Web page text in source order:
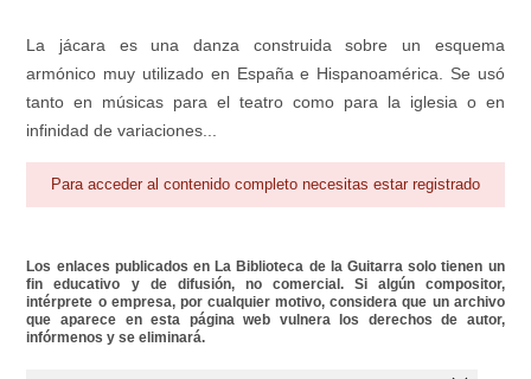
La jácara es una danza construida sobre un esquema
armónico muy utilizado en España e Hispanoamérica. Se usó
tanto en músicas para el teatro como para la iglesia o en
infinidad de variaciones...
Para acceder al contenido completo necesitas estar registrado
Los enlaces publicados en La Biblioteca de la Guitarra solo tienen un
fin educativo y de difusión, no comercial. Si algún compositor,
intérprete o empresa, por cualquier motivo, considera que un archivo
que aparece en esta página web vulnera los derechos de autor,
infórmenos y se eliminará.